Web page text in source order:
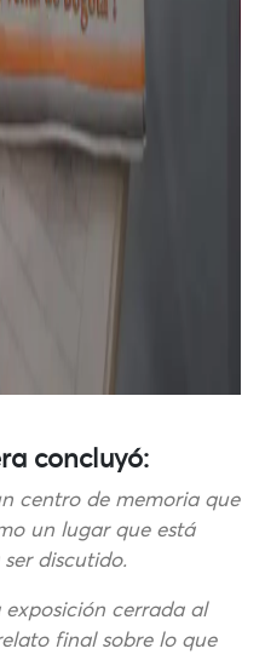
concluyó:
centro de memoria que
un lugar que está
discutido.
exposición cerrada al
final sobre lo que